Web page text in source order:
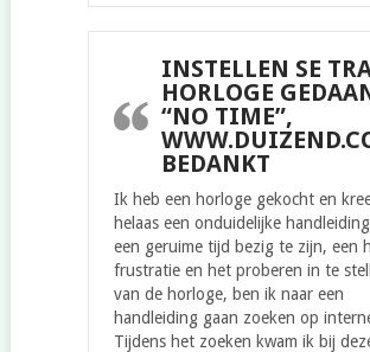
INSTELLEN SE
HORLOGE
“NO TIME”,
BEDANKT
Ik heb een horloge gekocht en
helaas een onduidelijke
een geruime tijd bezig te zijn, een
frustratie en het proberen in te
van de horloge, ben ik naar een
handleiding gaan zoeken op
Tijdens het zoeken kwam ik bij